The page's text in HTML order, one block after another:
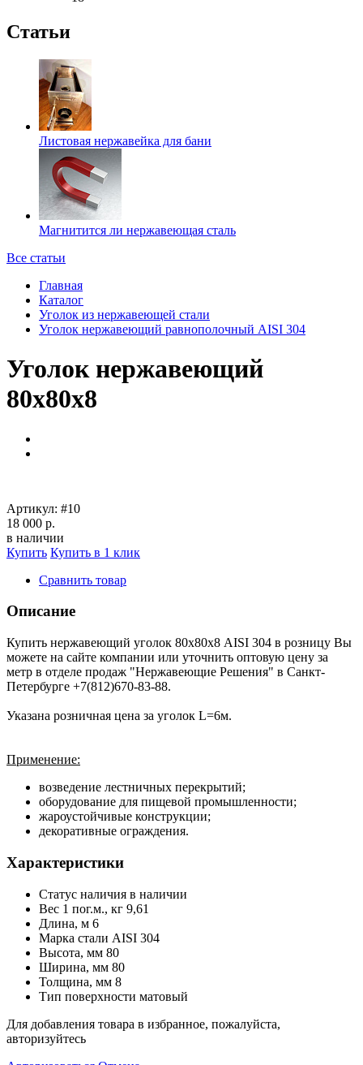
Статьи
Листовая нержавейка для бани
Магнитится ли нержавеющая сталь
Все статьи
Главная
Каталог
Уголок из нержавеющей стали
Уголок нержавеющий равнополочный AISI 304
Уголок нержавеющий
80х80х8
Артикул: #10
18 000 р.
в наличии
Купить Купить в 1 клик
Сравнить товар
Описание
Купить нержавеющий уголок 80х80х8 AISI 304 в розницу Вы
можете на сайте компании или уточнить оптовую цену за
метр в отделе продаж "Нержавеющие Решения" в Санкт-
Петербурге +7(812)670-83-88.
Указана розничная цена за уголок L=6м.
Применение:
возведение лестничных перекрытий;
оборудование для пищевой промышленности;
жароустойчивые конструкции;
декоративные ограждения.
Характеристики
Статус наличия в наличии
Вес 1 пог.м., кг 9,61
Длина, м 6
Марка стали AISI 304
Высота, мм 80
Ширина, мм 80
Толщина, мм 8
Тип поверхности матовый
Для добавления товара в избранное, пожалуйста,
авторизуйтесь